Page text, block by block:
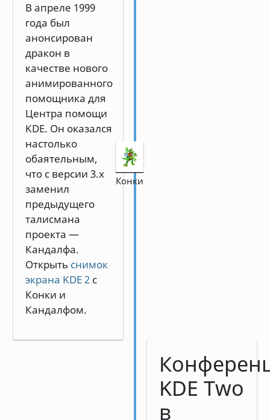
В апреле 1999
года был
анонсирован
дракон в
качестве нового
анимированного
помощника для
Центра помощи
KDE. Он оказался
настолько
обаятельным,
что с версии 3.x
заменил
предыдущего
талисмана
проекта —
Кандалфа.
Открыть снимок
экрана KDE 2 с
Конки и
Кандалфом.
Конки
KDE Two
в